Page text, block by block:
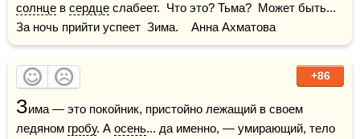
солнце в сердце слабеет.  Что это? Тьма?  Может быть...
За ночь прийти успеет  Зима.    Анна Ахматова
+86
Зима — это покойник, пристойно лежащий в своем
ледяном гробу. А осень... да именно, — умирающий, тело